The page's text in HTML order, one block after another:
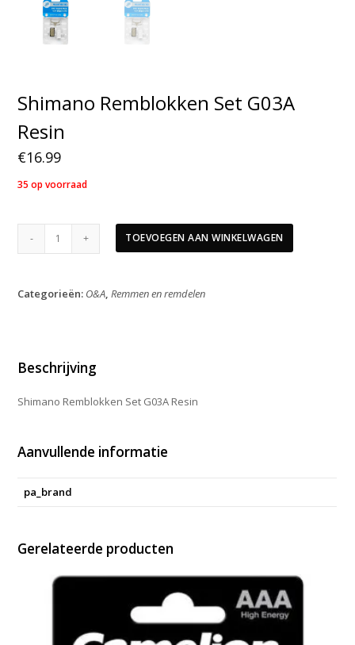
Shimano Remblokken Set G03A
Resin
€16.99
35 op voorraad
Shimano
Resin
TOEVOEGEN AAN WINKELWAGEN
Categorieën: O&A,Remmen en remdelen
Beschrijving
Shimano Remblokken Set G03A Resin
Aanvullende informatie
pa_brand
Gerelateerde producten